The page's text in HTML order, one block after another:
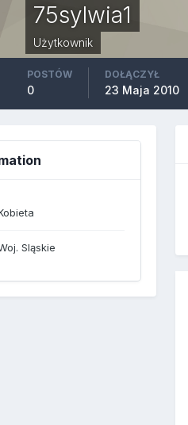
75sylwia1
Użytkownik
POSTÓW
0
DOŁĄCZYŁ
23 Maja 2010
Sląskie